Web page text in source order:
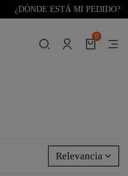
¿DÓNDE ESTÁ MI PEDIDO?
0
Relevancia